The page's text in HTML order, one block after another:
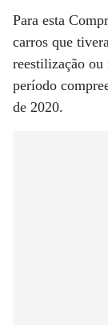
Para esta
carros que
reestilização ou
período
de 2020.